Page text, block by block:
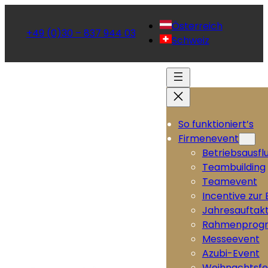
+49 (0)30 – 837 944 03
Österreich
Schweiz
So funktioniert’s
Firmenevent
Teambuilding
Teamevent
Incentive zur
Messeevent
Azubi-Event